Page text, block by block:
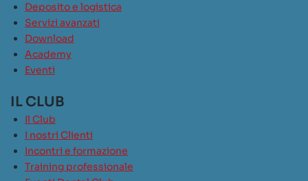
Deposito e logistica
Servizi avanzati
Download
Academy
Eventi
IL CLUB
Il Club
I nostri Clienti
Incontri e formazione
Training professionale